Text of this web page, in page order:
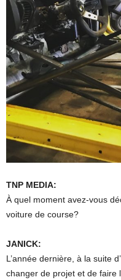
TNP MEDIA:
À quel moment avez-vous
voiture de course?
JANICK:
L’année dernière, à la suite
changer de projet et de faire